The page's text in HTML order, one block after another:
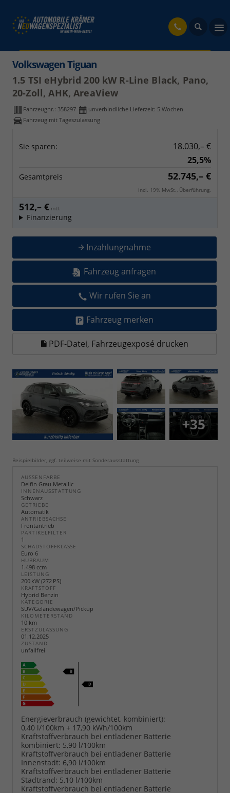
Volkswagen Tiguan
1.5 TSI eHybrid 200 kW R-Line Black, Pano,
20-Zoll, AHK, AreaView
Fahrzeugnr.: 358297 unverbindliche Lieferzeit: 5 Wochen
Fahrzeug mit Tageszulassung
Sie sparen:
18.030,– €
25,5%
Gesamtpreis 52.745,– €
incl. 19% MwSt., Überführung.
512,– € mtl.
Finanzierung
Inzahlungnahme
Fahrzeug anfragen
Wir rufen Sie an
Fahrzeug merken
PDF-Datei, Fahrzeugexposé drucken
+35
Beispielbilder, ggf. teilweise mit Sonderausstattung
AUSSENFARBE
Delfin Grau Metallic
INNENAUSSTATTUNG
Schwarz
GETRIEBE
Automatik
ANTRIEBSACHSE
Frontantrieb
PARTIKELFILTER
1
SCHADSTOFFKLASSE
Euro 6
HUBRAUM
1.498 ccm
LEISTUNG
200 kW (272 PS)
KRAFTSTOFF
Hybrid Benzin
KATEGORIE
SUV/Geländewagen/Pickup
KILOMETERSTAND
10 km
ERSTZULASSUNG
01.12.2025
ZUSTAND
unfallfrei
Energieverbrauch (gewichtet, kombiniert):
0,40 l/100km + 17,90 kWh/100km
Kraftstoffverbrauch bei entladener Batterie
kombiniert: 5,90 l/100km
Kraftstoffverbrauch bei entladener Batterie
Innenstadt: 6,90 l/100km
Kraftstoffverbrauch bei entladener Batterie
Stadtrand: 5,10 l/100km
Kraftstoffverbrauch bei entladener Batterie